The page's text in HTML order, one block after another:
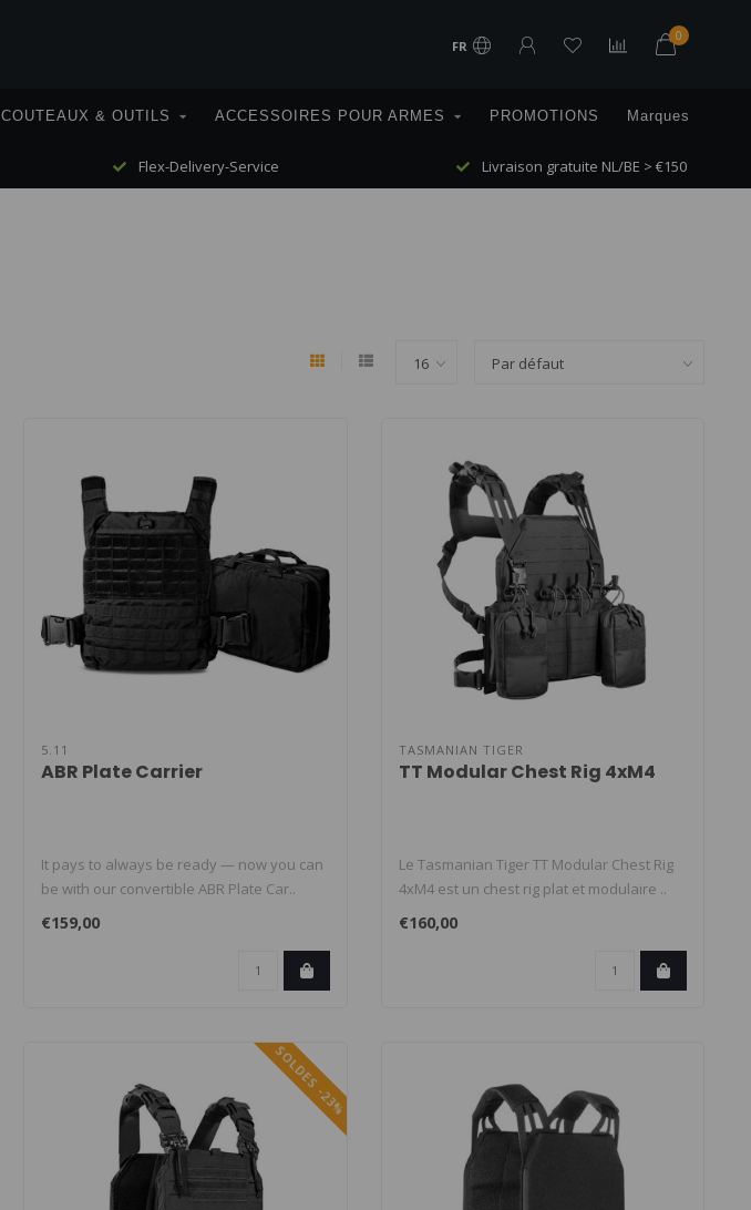
FR
0
COUTEAUX & OUTILS ACCESSOIRES POUR ARMES PROMOTIONS Marques
Flex-Delivery-Service Livraison gratuite NL/BE > €150
5.11
ABR Plate Carrier
It pays to always be ready — now you can
be with our convertible ABR Plate Car..
€159,00
TASMANIAN TIGER
TT Modular Chest Rig 4xM4
Le Tasmanian Tiger TT Modular Chest Rig
4xM4 est un chest rig plat et modulaire ..
€160,00
SOLDES -23%